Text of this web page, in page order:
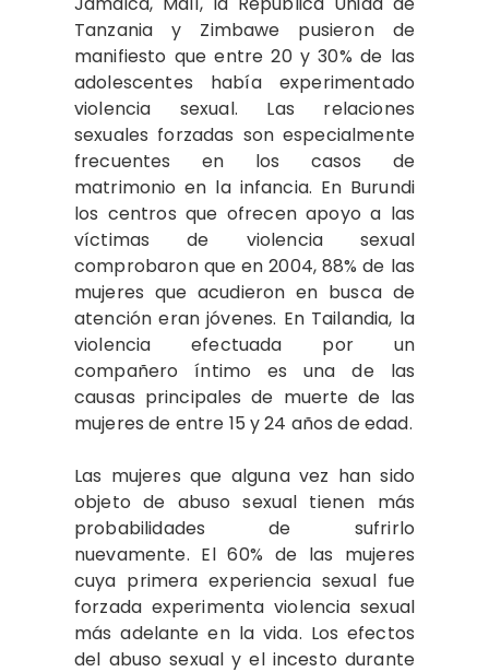
Tanzania y Zimbawe pusieron de
manifiesto que entre 20 y 30% de las
adolescentes había experimentado
violencia sexual. Las relaciones
sexuales forzadas son especialmente
frecuentes en los casos de
matrimonio en la infancia. En Burundi
los centros que ofrecen apoyo a las
víctimas de violencia sexual
comprobaron que en 2004, 88% de las
mujeres que acudieron en busca de
atención eran jóvenes. En Tailandia, la
violencia efectuada por un
compañero íntimo es una de las
causas principales de muerte de las
mujeres de entre 15 y 24 años de edad.
Las mujeres que alguna vez han sido
objeto de abuso sexual tienen más
probabilidades de sufrirlo
nuevamente. El 60% de las mujeres
cuya primera experiencia sexual fue
forzada experimenta violencia sexual
más adelante en la vida. Los efectos
del abuso sexual y el incesto durante